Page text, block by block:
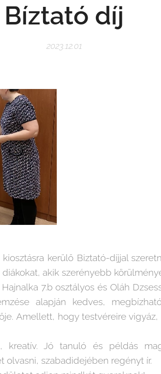
Bíztató díj
2023.12.01
kerülő Biztató-díjjal
akik szerényebb
7.b osztályos és Oláh
alapján kedves,
Amellett, hogy testvéreire
kreatív. Jó tanuló és példás
olvasni, szabadidejében regényt ír.